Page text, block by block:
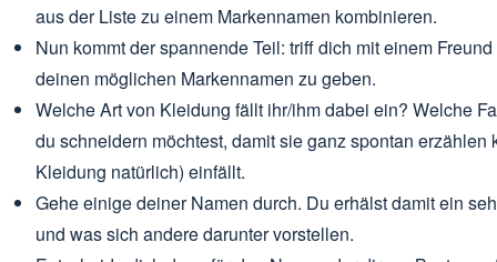
aus der Liste zu einem Markennamen kombinieren.
Nun kommt der spannende Teil: triff dich mit einem
deinen möglichen Markennamen zu geben.
Welche Art von Kleidung fällt ihr/ihm dabei ein? Welche
du schneidern möchtest, damit sie ganz spontan
Kleidung natürlich) einfällt.
Gehe einige deiner Namen durch. Du erhälst damit ein
und was sich andere darunter vorstellen.